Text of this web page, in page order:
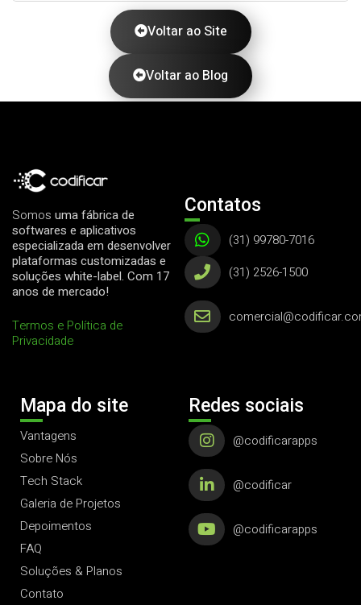
Voltar ao Site
Voltar ao Blog
Somos uma fábrica de
softwares e aplicativos
especializada em desenvolver
plataformas customizadas e
soluções white-label. Com 17
anos de mercado!
Termos e Política de
Privacidade
Contatos
(31) 99780-7016
(31) 2526-1500
Mapa do site
Vantagens
Sobre Nós
Tech Stack
Galeria de Projetos
Depoimentos
FAQ
Soluções & Planos
Contato
Redes sociais
@codificarapps
@codificar
@codificarapps